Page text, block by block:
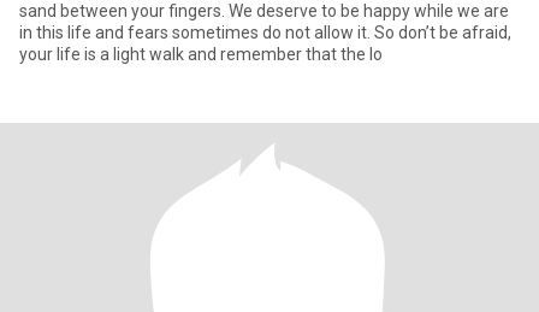
sand between your fingers. We deserve to be happy while we are
in this life and fears sometimes do not allow it. So don’t be afraid,
your life is a light walk and remember that the lo